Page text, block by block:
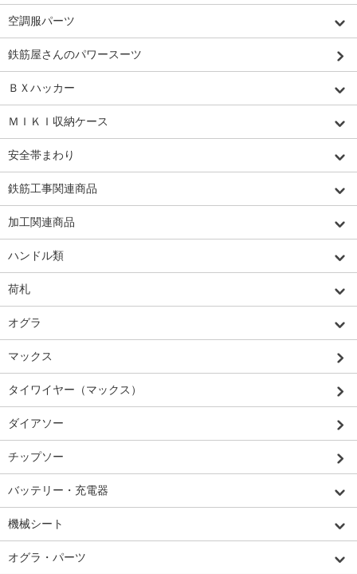
空調服パーツ
鉄筋屋さんのパワースーツ
ＢＸハッカー
ＭＩＫＩ収納ケース
安全帯まわり
鉄筋工事関連商品
加工関連商品
ハンドル類
荷札
オグラ
マックス
タイワイヤー（マックス）
ダイアソー
チップソー
バッテリー・充電器
機械シート
オグラ・パーツ